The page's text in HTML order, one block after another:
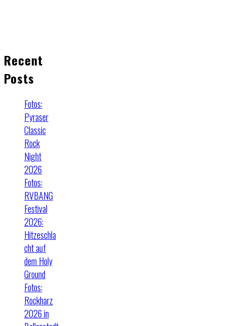
Recent
Posts
Fotos:
Pyraser
Classic
Rock
Night
2026
Fotos:
RVBANG
Festival
2026:
Hitzeschla
cht auf
dem Holy
Ground
Fotos:
Rockharz
2026 in